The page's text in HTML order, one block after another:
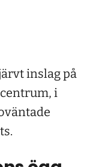
inslag på
i